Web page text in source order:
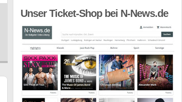
Unser Ticket-Shop bei N-News.de